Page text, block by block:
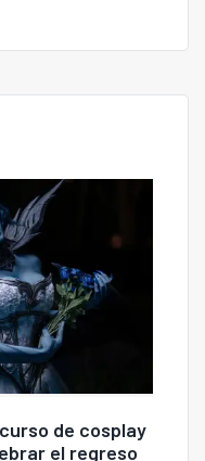
de cosplay
el regreso